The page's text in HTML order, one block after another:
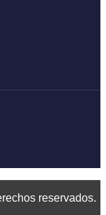
reservados.